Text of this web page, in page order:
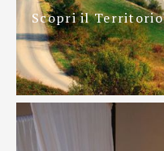
Scopri il Territorio